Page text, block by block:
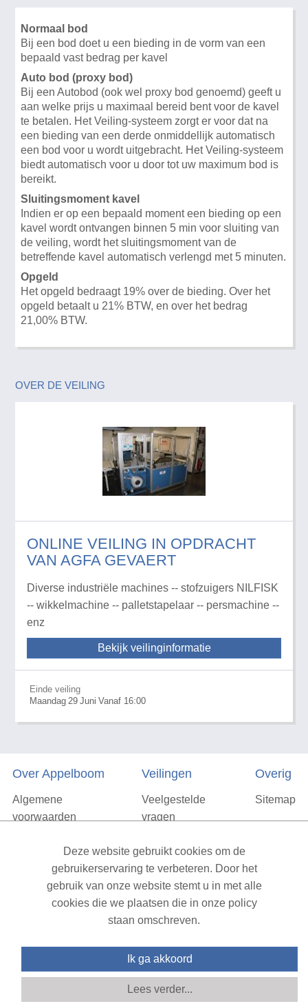
Normaal bod
Bij een bod doet u een bieding in de vorm van een
bepaald vast bedrag per kavel
Auto bod (proxy bod)
Bij een Autobod (ook wel proxy bod genoemd) geeft u
aan welke prijs u maximaal bereid bent voor de kavel
te betalen. Het Veiling-systeem zorgt er voor dat na
een bieding van een derde onmiddellijk automatisch
een bod voor u wordt uitgebracht. Het Veiling-systeem
biedt automatisch voor u door tot uw maximum bod is
bereikt.
Sluitingsmoment kavel
Indien er op een bepaald moment een bieding op een
kavel wordt ontvangen binnen 5 min voor sluiting van
de veiling, wordt het sluitingsmoment van de
betreffende kavel automatisch verlengd met 5 minuten.
Opgeld
Het opgeld bedraagt 19% over de bieding. Over het
opgeld betaalt u 21% BTW, en over het bedrag
21,00% BTW.
OVER DE VEILING
ONLINE VEILING IN OPDRACHT
VAN AGFA GEVAERT
Diverse industriële machines -- stofzuigers NILFISK
-- wikkelmachine -- palletstapelaar -- persmachine --
enz
Bekijk veilinginformatie
Einde veiling
Maandag 29 Juni Vanaf 16:00
Over Appelboom
Algemene
voorwaarden
Vacatures
Contact
Veilingen
Veelgestelde
vragen
Overig
Sitemap
| All rights reserved v1.7.6 (NAD-WEB-2)
Deze website gebruikt cookies om de
gebruikerservaring te verbeteren. Door het
gebruik van onze website stemt u in met alle
cookies die we plaatsen die in onze policy
staan omschreven.
Ik ga akkoord
Lees verder...